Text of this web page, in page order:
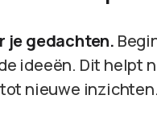
je gedachten.
ideeën. Dit helpt
nieuwe inzichten.